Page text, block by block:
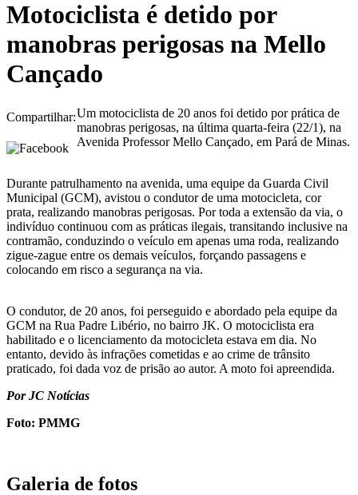
Motociclista é detido por
manobras perigosas na Mello
Cançado
Compartilhar:Um motociclista de 20 anos foi detido por prática de
manobras perigosas, na última quarta-feira (22/1), na
Avenida Professor Mello Cançado, em Pará de Minas.
Durante patrulhamento na avenida, uma equipe da Guarda Civil
Municipal (GCM), avistou o condutor de uma motocicleta, cor
prata, realizando manobras perigosas. Por toda a extensão da via, o
indivíduo continuou com as práticas ilegais, transitando inclusive na
contramão, conduzindo o veículo em apenas uma roda, realizando
zigue-zague entre os demais veículos, forçando passagens e
colocando em risco a segurança na via.
O condutor, de 20 anos, foi perseguido e abordado pela equipe da
GCM na Rua Padre Libério, no bairro JK. O motociclista era
habilitado e o licenciamento da motocicleta estava em dia. No
entanto, devido às infrações cometidas e ao crime de trânsito
praticado, foi dada voz de prisão ao autor. A moto foi apreendida.
Por JC Notícias
Foto: PMMG
Galeria de fotos